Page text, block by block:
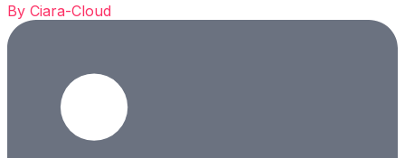
By Ciara-Cloud